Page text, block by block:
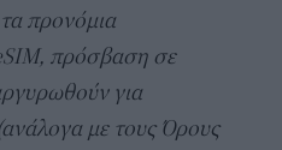
προνόμια
πρόσβαση σε
για
με τους Όρους